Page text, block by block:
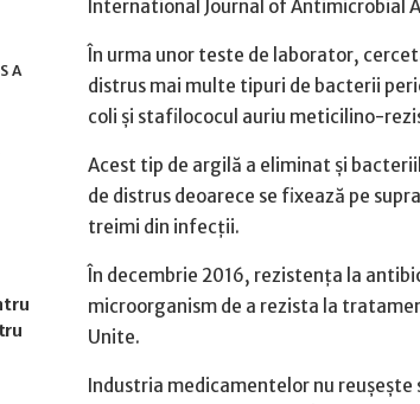
International Journal of Antimicrobial
În urma unor teste de laborator,
distrus mai multe tipuri de bacterii
coli și stafilococul auriu meticilino-
Acest tip de argilă a eliminat și
de distrus deoarece se fixează pe
treimi din infecții.
În decembrie 2016, rezistența la
microorganism de a rezista la
Unite.
Industria medicamentelor nu